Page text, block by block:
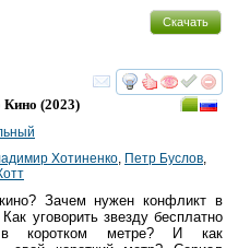
Скачать
смотреть
Кино (2023)
Хотиненко, Петр Буслов,
Зачем нужен конфликт в
уговорить звезду бесплатно
в коротком метре? И как